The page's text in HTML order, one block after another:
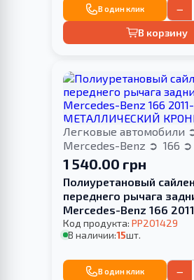
В один клик −
В корзину
Легковые автомобили
Mercedes-Benz
166
1 540.00 грн
Полиуретановый
переднего рычага
Mercedes-Benz 166
МЕТАЛЛИЧЕСКИЙ
Код продукта: PP201429
В наличии:15шт.
В один клик −